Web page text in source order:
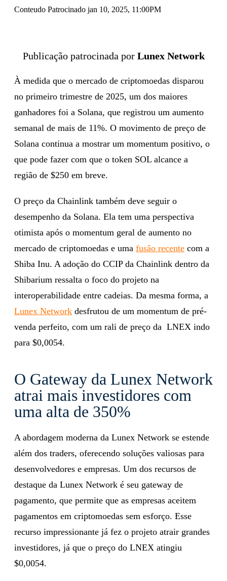
Conteudo Patrocinado jan 10, 2025, 11:00PM
Publicação patrocinada por Lunex Network
À medida que o mercado de criptomoedas disparou
no primeiro trimestre de 2025, um dos maiores
ganhadores foi a Solana, que registrou um aumento
semanal de mais de 11%. O movimento de preço de
Solana continua a mostrar um momentum positivo, o
que pode fazer com que o token SOL alcance a
região de $250 em breve.
O preço da Chainlink também deve seguir o
desempenho da Solana. Ela tem uma perspectiva
otimista após o momentum geral de aumento no
mercado de criptomoedas e uma fusão recente com a
Shiba Inu. A adoção do CCIP da Chainlink dentro da
Shibarium ressalta o foco do projeto na
interoperabilidade entre cadeias. Da mesma forma, a
Lunex Network desfrutou de um momentum de pré-
venda perfeito, com um rali de preço da LNEX indo
para $0,0054.
O Gateway da Lunex Network
atrai mais investidores com
uma alta de 350%
A abordagem moderna da Lunex Network se estende
além dos traders, oferecendo soluções valiosas para
desenvolvedores e empresas. Um dos recursos de
destaque da Lunex Network é seu gateway de
pagamento, que permite que as empresas aceitem
pagamentos em criptomoedas sem esforço. Esse
recurso impressionante já fez o projeto atrair grandes
investidores, já que o preço do LNEX atingiu
$0,0054.